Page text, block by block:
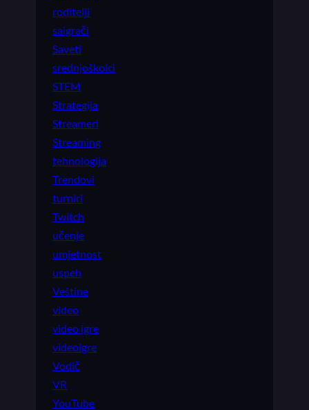
roditelji
saigrači
Saveti
srednjoškolci
STEM
Strategija
Streameri
Streaming
tehnologija
Trendovi
turniri
Twitch
učenje
umjetnost
uspeh
Veštine
video
video igre
videoigre
Vodič
VR
YouTube